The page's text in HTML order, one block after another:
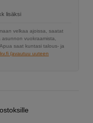
lisäksi
velkaa ajoissa, saatat
vuokraamista,
saat kuntasi talous- ja
(avautuu uuteen